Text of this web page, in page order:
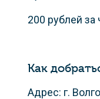
200 рублей
Как
Адрес: г.